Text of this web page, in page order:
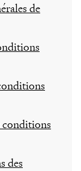
de
conditions
des